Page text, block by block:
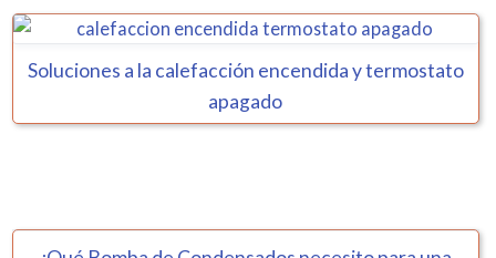
Soluciones a la calefacción encendida y termostato
apagado